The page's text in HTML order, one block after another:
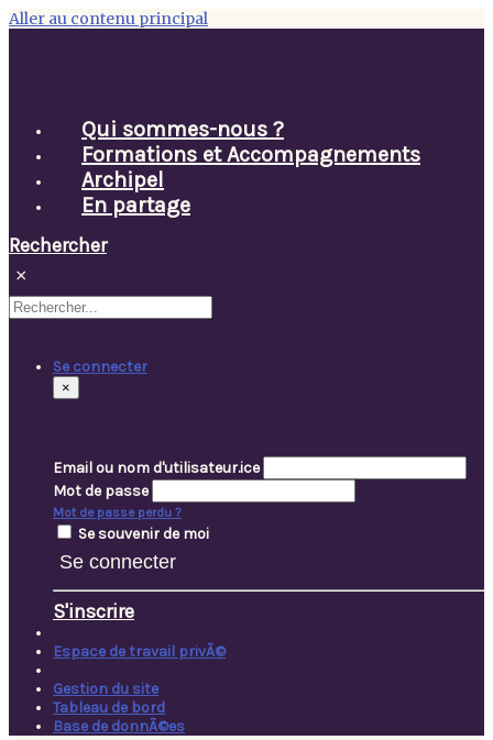
Aller au contenu principal
Qui sommes-nous ?
Formations et Accompagnements
Archipel
En partage
Rechercher
×
Se connecter
×
Email ou nom d'utilisateur.ice
Mot de passe
Mot de passe perdu ?
Se souvenir de moi
Se connecter
S'inscrire
Espace de travail privÃ©
Gestion du site
Tableau de bord
Base de donnÃ©es